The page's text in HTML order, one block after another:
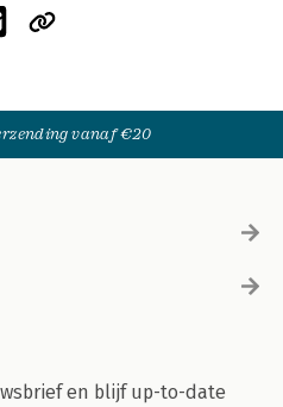
vanaf €20
en blijf up-to-date